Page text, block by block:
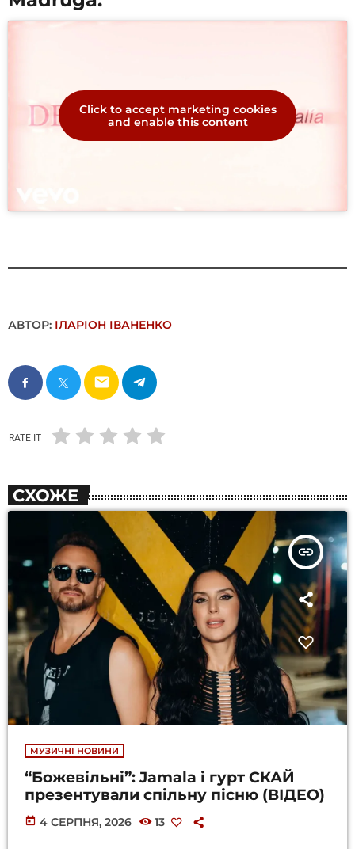
Click to accept marketing cookies
and enable this content
АВТОР: ІЛАРІОН ІВАНЕНКО
email
RATE IT
СХОЖЕ
insert_link
МУЗИЧНІ НОВИНИ
“Божевільні”: Jamala і гурт СКАЙ
презентували спільну пісню (ВІДЕО)
today 4 СЕРПНЯ, 2026 13